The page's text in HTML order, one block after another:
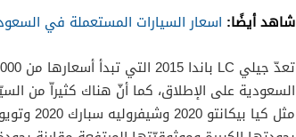
شاهد أيضًا: اسعار السيارات المستعملة في السعودية 2020-
السعودية على الإطلاق، كما أنّ هناك كثيراّ من